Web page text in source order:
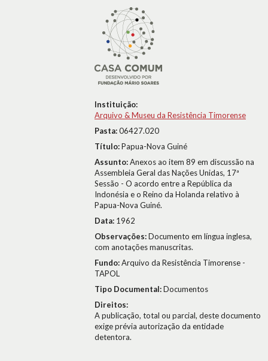
Instituição:
Arquivo & Museu da Resistência Timorense
Pasta:06427.020
Título:Papua-Nova Guiné
Assunto:Anexos ao item 89 em discussão na
Assembleia Geral das Nações Unidas, 17ª
Sessão - O acordo entre a República da
Indonésia e o Reino da Holanda relativo à
Papua-Nova Guiné.
Data: 1962
Observações:Documento em língua inglesa,
com anotações manuscritas.
Fundo:Arquivo da Resistência Timorense -
TAPOL
Tipo Documental:Documentos
Direitos:
A publicação, total ou parcial, deste documento
exige prévia autorização da entidade
detentora.